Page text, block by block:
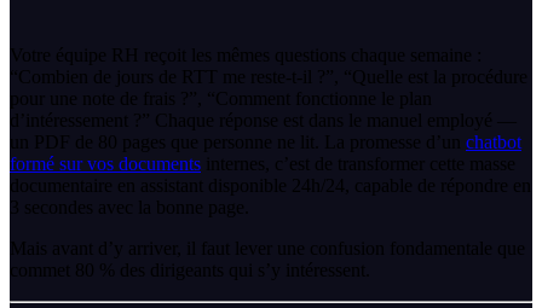
Votre équipe RH reçoit les mêmes questions chaque semaine :
“Combien de jours de RTT me reste-t-il ?”, “Quelle est la procédure
pour une note de frais ?”, “Comment fonctionne le plan
d’intéressement ?” Chaque réponse est dans le manuel employé —
un PDF de 80 pages que personne ne lit. La promesse d’un chatbot
formé sur vos documents internes, c’est de transformer cette masse
documentaire en assistant disponible 24h/24, capable de répondre en
3 secondes avec la bonne page.
Mais avant d’y arriver, il faut lever une confusion fondamentale que
commet 80 % des dirigeants qui s’y intéressent.